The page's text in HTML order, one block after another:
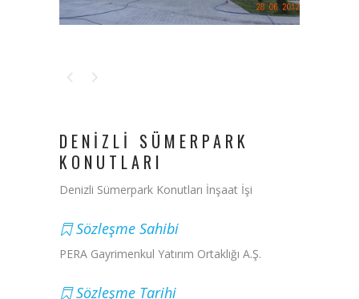
DENIZLI SÜMERPARK
KONUTLARI
Denizli Sümerpark Konutları İnşaat İşi
Sözleşme Sahibi
PERA Gayrimenkul Yatırım Ortaklığı A.Ş.
Sözleşme Tarihi